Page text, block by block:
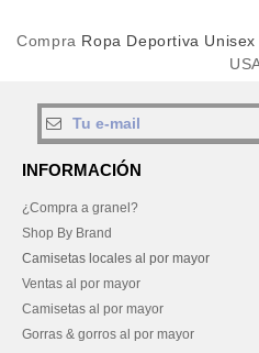
Compra Ropa Deportiva
INFORMACIÓN
¿Compra a granel?
Shop By Brand
Camisetas locales al por mayor
Ventas al por mayor
Camisetas al por mayor
Gorras & gorros al por mayor